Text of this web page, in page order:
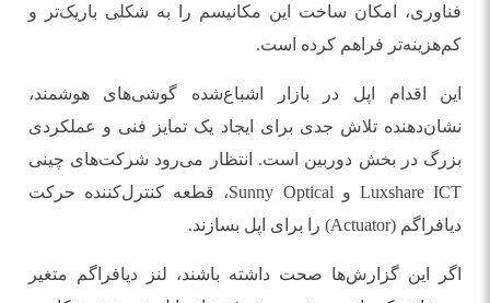
فناوری، امکان ساخت این مکانیسم را به شکلی باریک‌تر و
کم‌هزینه‌تر فراهم کرده است.
این اقدام اپل در بازار اشباع‌شده گوشی‌های هوشمند،
نشان‌دهنده تلاش جدی برای ایجاد یک تمایز فنی و عملکردی
بزرگ در بخش دوربین است. انتظار می‌رود شرکت‌های چینی
Luxshare ICT و Sunny Optical، قطعه کنترل‌کننده حرکت
دیافراگم (Actuator) را برای اپل بسازند.
اگر این گزارش‌ها صحت داشته باشند، لنز دیافراگم متغیر